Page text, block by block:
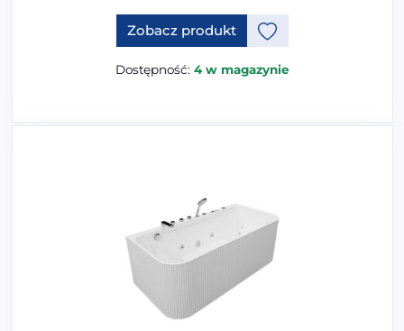
Zobacz produkt
Dostępność: 4 w magazynie